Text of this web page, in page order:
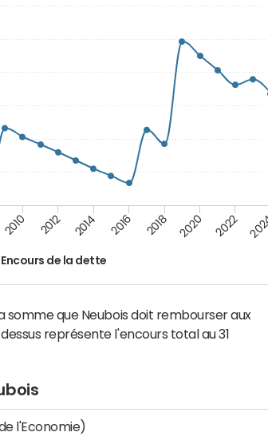
Encours de la dette
2010 2012 2014 2016 2018 2020 2022
somme que Neubois doit rembourser aux
représente l'encours total au 31
l'Economie)